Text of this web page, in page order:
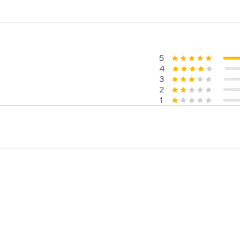
5
4
3
2
1